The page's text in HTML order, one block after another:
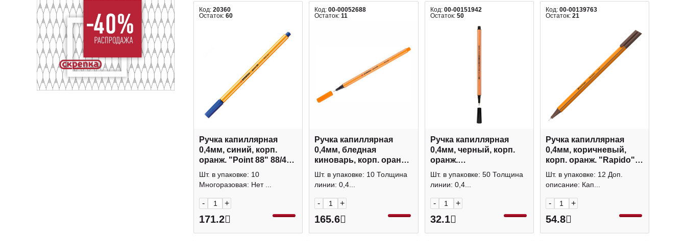
Код: 20360
Остаток: 60
Ручка капиллярная
0,4мм, синий, корп.
оранж. "Point 88" 88/41
Stabilo
Шт. в упаковке: 10
Многоразовая: Нет ...
- +
171.2
Код:00-00052688
Остаток:11
Ручка капиллярная
0,4мм, бледная
киноварь, корп. оранж.
"Point 88" 88/30 Stabilo
Шт. в упаковке: 10 Толщина
линии: 0,4...
- +
165.6
Код: 00-00151942
Остаток: 50
Ручка капиллярная
0,4мм, черный, корп.
оранж.
"BASIC.Summer" 36-
0007 Bruno Visconti
Шт. в упаковке: 50 Толщина
линии: 0,4...
- +
32.1
Код: 00-00139763
Остаток: 21
Ручка капиллярная
0,4мм, коричневый,
корп. оранж. "Rapido"
CK_40104 Berlingo
Шт. в упаковке: 12 Доп.
описание: Кап...
- +
54.8